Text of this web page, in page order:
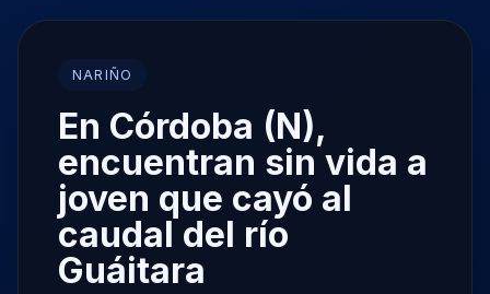
NARIÑO
En Córdoba (N),
encuentran sin vida a
joven que cayó al
caudal del río
Guáitara